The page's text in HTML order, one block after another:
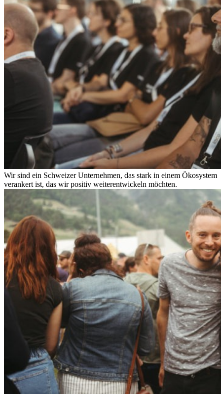
Wir sind ein Schweizer Unternehmen, das stark in einem Ökosystem
verankert ist, das wir positiv weiterentwickeln möchten.